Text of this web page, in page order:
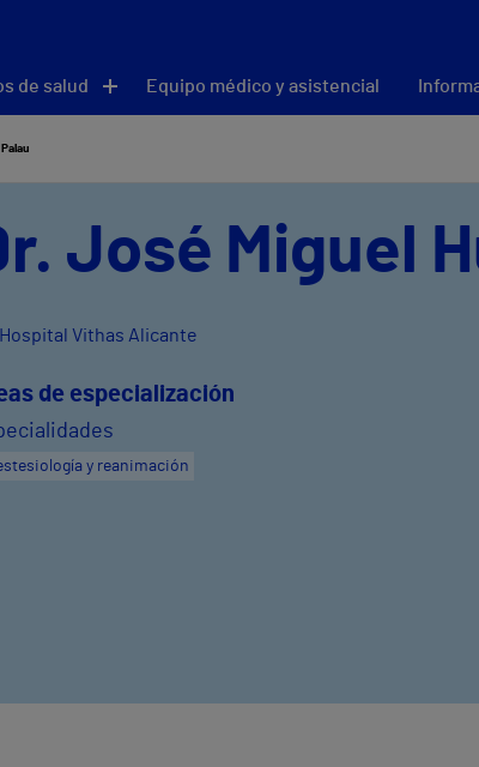
de salud Equipo médico y asistencial
José Miguel
Hospital Vithas Alicante
de especialización
y reanimación